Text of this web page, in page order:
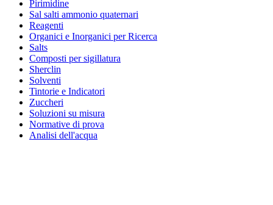
Pirimidine
Sal salti ammonio quaternari
Reagenti
Organici e Inorganici per Ricerca
Salts
Composti per sigillatura
Sherclin
Solventi
Tintorie e Indicatori
Zuccheri
Soluzioni su misura
Normative di prova
Analisi dell'acqua